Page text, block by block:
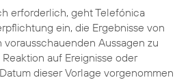
erforderlich, geht Telefónica
ein, die Ergebnisse von
vorausschauenden Aussagen zu
auf Ereignisse oder
dieser Vorlage vorgenommen